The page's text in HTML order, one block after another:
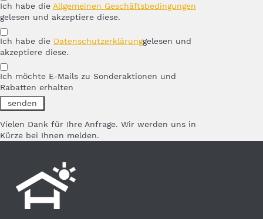
Ich habe die Allgemeinen Geschäftsbedingungen
gelesen und akzeptiere diese.
Ich habe die Datenschutzerklärunggelesen und
akzeptiere diese.
Ich möchte E-Mails zu Sonderaktionen und
Rabatten erhalten
Vielen Dank für Ihre Anfrage. Wir werden uns in
Kürze bei Ihnen melden.